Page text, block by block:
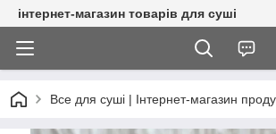
інтернет-магазин товарів для суші
Все для суші | Інтернет-магазин